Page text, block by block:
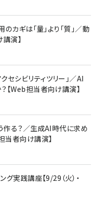
１億貯めた株式投資
る ルールのデザイン
をもっと見る
アクティブノイズキャンセリ
いケーブル 240W 結束バン
シリコン素材採用 iPhone
iPad Pro MacBook
ミッドナイトブラック)
ミッドナイトブラック)
ラベル 350ml 缶 24本 ビー
募〆切! 黒ラベルビヤセラー
カギは「量」より「質」／動
演】
セシビリティツリー」／AI
【Web担当者向け講演】
作る？／生成AI時代に求め
当者向け講演】
実践講座【9/29（火）・